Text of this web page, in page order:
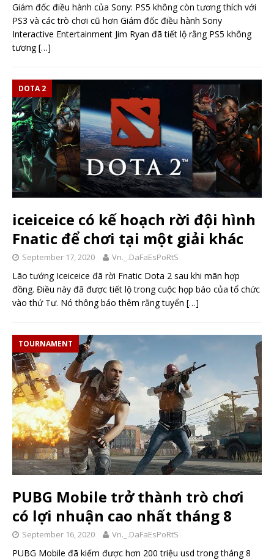
Giám đốc điều hành của Sony: PS5 không còn tương thích với
PS3 và các trò chơi cũ hơn Giám đốc điều hành Sony
Interactive Entertainment Jim Ryan đã tiết lộ rằng PS5 không
tương[…]
DOTA 2
iceiceice có kế hoạch rời đội hình
Fnatic để chơi tại một giải khác
September 17, 2020 Vn._.DaFaEsPoRtS
Lão tướng Iceiceice đã rời Fnatic Dota 2 sau khi mãn hợp
đồng. Điều này đã được tiết lộ trong cuộc họp báo của tổ chức
vào thứ Tư. Nó thông báo thêm rằng tuyển […]
TOURNAMENT
PUBG Mobile trở thành trò chơi
có lợi nhuận cao nhất tháng 8
September 16, 2020 Vn._.DaFaEsPoRtS
PUBG Mobile đã kiếm được hơn 200 triệu usd trong tháng 8